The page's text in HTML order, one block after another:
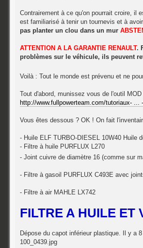
Contrairement à ce qu'on pourrait croire, il
est familiarisé à tenir un tournevis et à
pas planter un clou dans un mur
ATTENTION A LA GARANTIE RENAULT.
problèmes sur le véhicule, ils peuvent
Voilà : Tout le monde est prévenu et ne
Tout d'abord, munissez vous de l'outil
http://www.fullpowerteam.com/tutoriaux- ...
Vous êtes dessous ? OK ! On fait
- Huile ELF TURBO-DIESEL 10W40 Huile
- Filtre à huile PURFLUX L270
- Joint cuivre de diamètre 16 (comme sur
- Filtre à gasoil PURFLUX C493E avec
- Filtre à air MAHLE LX742
FILTRE A HUILE ET
Dépose du capot inférieur plastique. Il y a
100_0439.jpg